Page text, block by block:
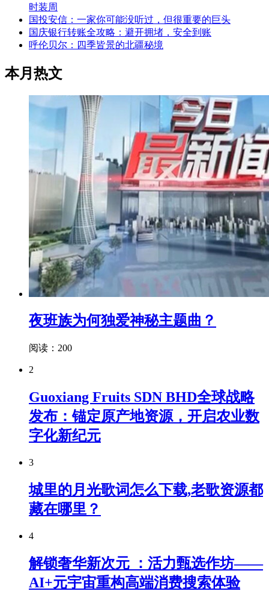
时装周
国投安信：一家你可能没听过，但很重要的巨头
国庆银行转账全攻略：避开拥堵，安全到账
呼伦贝尔：四季皆景的北疆秘境
本月热文
夜班族为何独爱神秘主题曲？
阅读：200
2
Guoxiang Fruits SDN BHD全球战略
发布：锚定原产地资源，开启农业数
字化新纪元
3
城里的月光歌词怎么下载,老歌资源都
藏在哪里？
4
解锁奢华新次元 ：活力甄选作坊——
AI+元宇宙重构高端消费搜索体验